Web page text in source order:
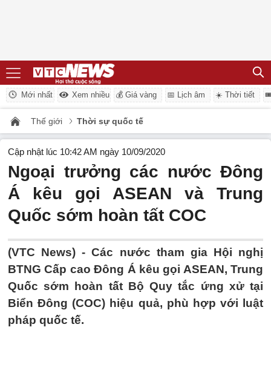
Mới nhất Xem nhiều 💰 Giá vàng 📅 Lịch âm ☀️ Thời tiết
Thế giới Thời sự quốc tế
Cập nhật lúc 10:42 AM ngày 10/09/2020
Ngoại trưởng các nước Đông
Á kêu gọi ASEAN và Trung
Quốc sớm hoàn tất COC
(VTC News) -Các nước tham gia Hội nghị
BTNG Cấp cao Đông Á kêu gọi ASEAN, Trung
Quốc sớm hoàn tất Bộ Quy tắc ứng xử tại
Biển Đông (COC) hiệu quả, phù hợp với luật
pháp quốc tế.